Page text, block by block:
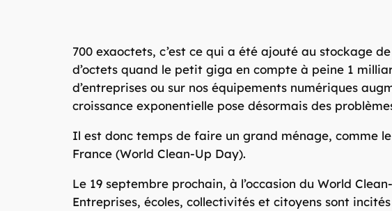
700 exaoctets, c’est ce qui a été ajouté au stockage
d’octets quand le petit giga en compte à peine 1
d’entreprises ou sur nos équipements numériques
croissance exponentielle pose désormais des
Il est donc temps de faire un grand ménage, comme
France (World Clean-Up Day).
Le 19 septembre prochain, à l’occasion du World
Entreprises, écoles, collectivités et citoyens sont